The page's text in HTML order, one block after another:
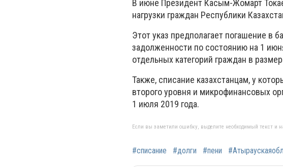
В июне Президент Касым-Жомарт
нагрузки граждан Республики
Этот указ предполагает погашение в
задолженности по состоянию на 1
отдельных категорий граждан в
Также, списание казахстанцам, у
второго уровня и микрофинансовых
1 июля 2019 года.
Если вы заметили ошибку, выделите необходимый текст и
#списание #долги #пени